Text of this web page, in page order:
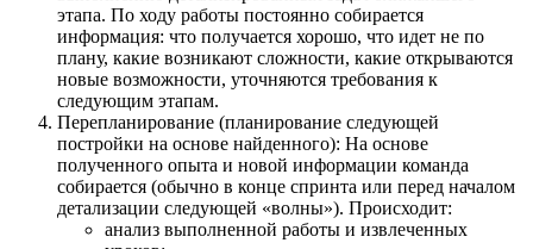
этапа. По ходу работы постоянно собирается
информация: что получается хорошо, что идет не по
плану, какие возникают сложности, какие открываются
новые возможности, уточняются требования к
следующим этапам.
Перепланирование (планирование следующей
постройки на основе найденного): На основе
полученного опыта и новой информации команда
собирается (обычно в конце спринта или перед началом
детализации следующей «волны»). Происходит:
анализ выполненной работы и извлеченных